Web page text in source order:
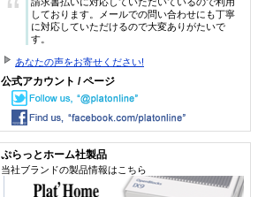
“
しております。メールでの問い合わせにも丁寧
に対応していただけるので大変ありがたいで
す。
あなたの声をお寄せください!
公式アカウント / ページ
ぷらっとホーム社製品
当社ブランドの製品情報はこちら